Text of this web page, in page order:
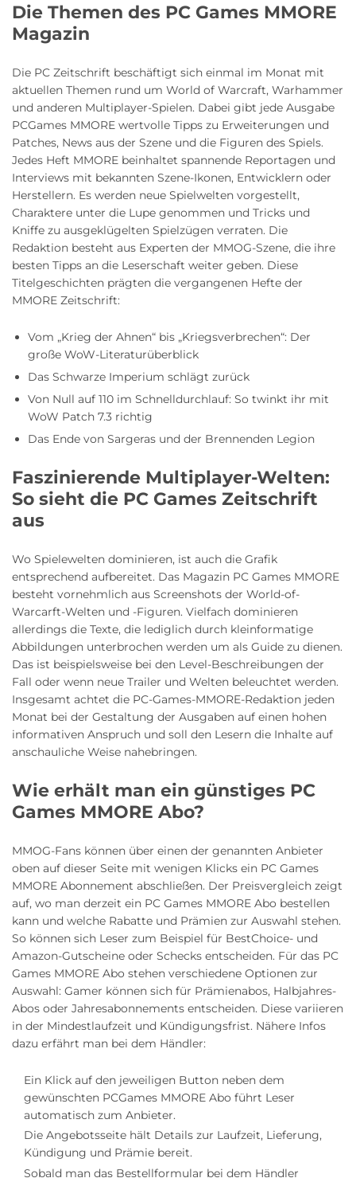
Die Themen des PC Games MMORE
Magazin
Die PC Zeitschrift beschäftigt sich einmal im Monat mit
aktuellen Themen rund um World of Warcraft, Warhammer
und anderen Multiplayer-Spielen. Dabei gibt jede Ausgabe
PCGames MMORE wertvolle Tipps zu Erweiterungen und
Patches, News aus der Szene und die Figuren des Spiels.
Jedes Heft MMORE beinhaltet spannende Reportagen und
Interviews mit bekannten Szene-Ikonen, Entwicklern oder
Herstellern. Es werden neue Spielwelten vorgestellt,
Charaktere unter die Lupe genommen und Tricks und
Kniffe zu ausgeklügelten Spielzügen verraten. Die
Redaktion besteht aus Experten der MMOG-Szene, die ihre
besten Tipps an die Leserschaft weiter geben. Diese
Titelgeschichten prägten die vergangenen Hefte der
MMORE Zeitschrift:
Vom „Krieg der Ahnen“ bis „Kriegsverbrechen“: Der
große WoW-Literaturüberblick
Das Schwarze Imperium schlägt zurück
Von Null auf 110 im Schnelldurchlauf: So twinkt ihr mit
WoW Patch 7.3 richtig
Das Ende von Sargeras und der Brennenden Legion
Faszinierende Multiplayer-Welten:
So sieht die PC Games Zeitschrift
aus
Wo Spielewelten dominieren, ist auch die Grafik
entsprechend aufbereitet. Das Magazin PC Games MMORE
besteht vornehmlich aus Screenshots der World-of-
Warcarft-Welten und -Figuren. Vielfach dominieren
allerdings die Texte, die lediglich durch kleinformatige
Abbildungen unterbrochen werden um als Guide zu dienen.
Das ist beispielsweise bei den Level-Beschreibungen der
Fall oder wenn neue Trailer und Welten beleuchtet werden.
Insgesamt achtet die PC-Games-MMORE-Redaktion jeden
Monat bei der Gestaltung der Ausgaben auf einen hohen
informativen Anspruch und soll den Lesern die Inhalte auf
anschauliche Weise nahebringen.
Wie erhält man ein günstiges PC
Games MMORE Abo?
MMOG-Fans können über einen der genannten Anbieter
oben auf dieser Seite mit wenigen Klicks ein PC Games
MMORE Abonnement abschließen. Der Preisvergleich zeigt
auf, wo man derzeit ein PC Games MMORE Abo bestellen
kann und welche Rabatte und Prämien zur Auswahl stehen.
So können sich Leser zum Beispiel für BestChoice- und
Amazon-Gutscheine oder Schecks entscheiden. Für das PC
Games MMORE Abo stehen verschiedene Optionen zur
Auswahl: Gamer können sich für Prämienabos, Halbjahres-
Abos oder Jahresabonnements entscheiden. Diese variieren
in der Mindestlaufzeit und Kündigungsfrist. Nähere Infos
dazu erfährt man bei dem Händler:
Ein Klick auf den jeweiligen Button neben dem
gewünschten PCGames MMORE Abo führt Leser
automatisch zum Anbieter.
Die Angebotsseite hält Details zur Laufzeit, Lieferung,
Kündigung und Prämie bereit.
Sobald man das Bestellformular bei dem Händler